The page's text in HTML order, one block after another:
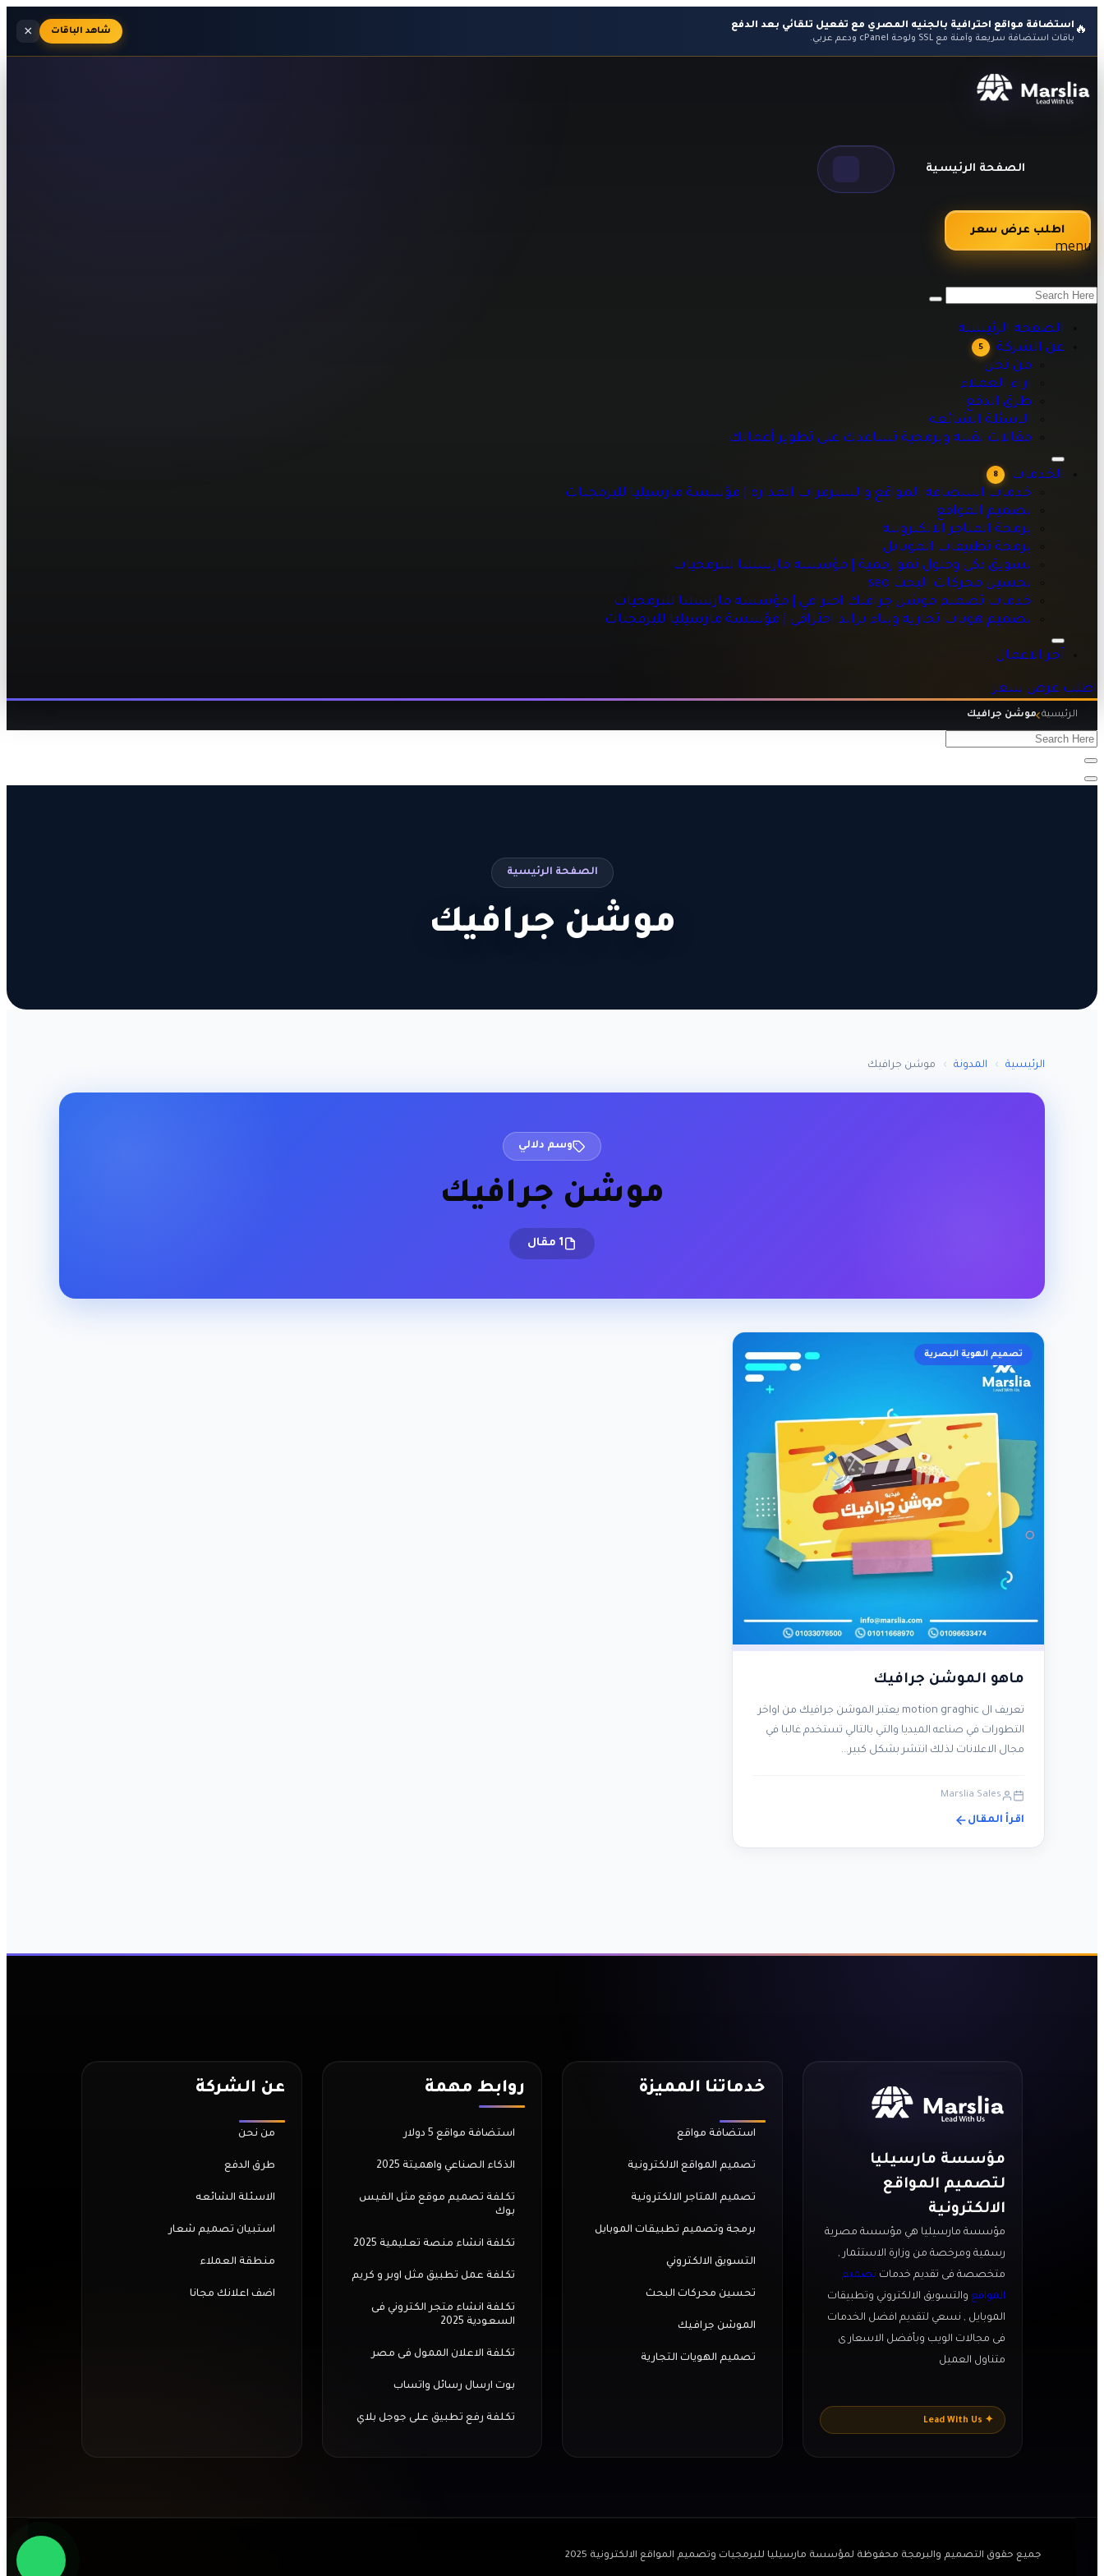
🔥 استضافة مواقع احترافية بالجنيه المصري مع تفعيل تلقائي بعد الدفع
باقات استضافة سريعة وآمنة مع SSL ولوحة cPanel ودعم عربي.
شاهد الباقات ×
الصفحة الرئيسية
اراء العملاء
الاسئلة الشائعه
مقالات تقنية وبرمجية تساعدك على تطوير أعمالك
خدمات استضافة المواقع والسيرفرات المدارة | مؤسسة مارسيليا للبرمجيات
برمجة المتاجر الالكترونية
برمجة تطبيقات الموبايل
تسويق ذكي وحلول نمو رقمية | مؤسسة مارسيليا للبرمجيات
تحسين محركات البحث seo
خدمات تصميم موشن جرافيك احترافي | مؤسسة مارسيليا للبرمجيات
تصميم هويات تجارية وبناء براند احترافي | مؤسسة مارسيليا للبرمجيات
اطلب عرض سعر
menu
الصفحة الرئيسية
عن الشركة
5
من نحن
اراء العملاء
طرق الدفع
الاسئلة الشائعه
مقالات تقنية وبرمجية تساعدك على تطوير أعمالك
الخدمات 8
خدمات استضافة المواقع والسيرفرات المدارة | مؤسسة مارسيليا للبرمجيات
تصميم المواقع
برمجة المتاجر الالكترونية
برمجة تطبيقات الموبايل
تسويق ذكي وحلول نمو رقمية | مؤسسة مارسيليا للبرمجيات
تحسين محركات البحث seo
خدمات تصميم موشن جرافيك احترافي | مؤسسة مارسيليا للبرمجيات
تصميم هويات تجارية وبناء براند احترافي | مؤسسة مارسيليا للبرمجيات
آخر الاعمال
اطلب عرض سعر
الرئيسية موشن جرافيك
الصفحة الرئيسية
موشن جرافيك
الرئيسية › المدونة › موشن جرافيك
وسم دلالي
موشن جرافيك
1 مقال
تصميم الهوية البصرية
ماهو الموشن جرافيك
تعريف ال motion graghic يعتبر الموشن جرافيك من اواخر
التطورات في صناعه الميديا والتي بالتالي تستخدم غالبا في
مجال الاعلانات لذلك انتشر بشكل كبير…
Marslia Sales
اقرأ المقال
مؤسسة مارسيليا
لتصميم المواقع
الالكترونية
مؤسسة مارسيليا هي مؤسسة مصرية
رسمية ومرخصة من وزارة الاستثمار ,
متخصصة فى تقديم خدمات تصميم
المواقع والتسويق الالكتروني وتطبيقات
الموبايل , نسعي لتقديم افضل الخدمات
فى مجالات الويب وبأفضل الاسعار ى
متناول العميل
✦ Lead With Us
خدماتنا المميزة
استضافة مواقع
تصميم المواقع الالكترونية
تصميم المتاجر الالكترونية
برمجة وتصميم تطبيقات الموبايل
التسويق الالكتروني
تحسين محركات البحث
الموشن جرافيك
تصميم الهويات التجارية
روابط مهمة
استضافة مواقع 5 دولار
الذكاء الصناعي واهميتة 2025
تكلفة تصميم موقع مثل الفيس
بوك
تكلفة انشاء منصة تعليمية 2025
تكلفة عمل تطبيق مثل اوبر و كريم
تكلفة انشاء متجر الكتروني فى
السعودية 2025
تكلفة الاعلان الممول فى مصر
بوت ارسال رسائل واتساب
تكلفة رفع تطبيق على جوجل بلاي
عن الشركة
من نحن
طرق الدفع
الاسئلة الشائعه
استبيان تصميم شعار
منطقة العملاء
اضف اعلانك مجانا
جميع حقوق التصميم والبرمجة محفوظة لمؤسسة مارسيليا للبرمجيات وتصميم المواقع الالكترونية 2025